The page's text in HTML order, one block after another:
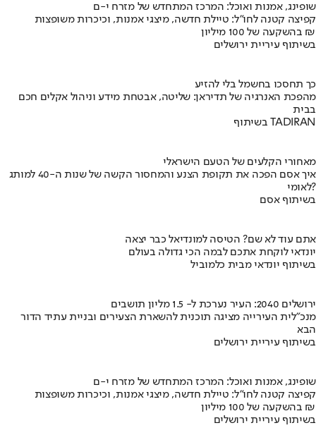
שופינג, אמנות ואוכל: המרכז המתחדש של מזרח י-ם
קפיצה קטנה לחו"ל: טיילת חדשה, מיצגי אמנות, וכיכרות משופצות
בהשקעה של 100 מיליון ₪
בשיתוף עיריית ירושלים
כך תחסכו בחשמל בלי להזיע
מהפכת האנרגיה של תדיראן: שליטה, אבטחת מידע וניהול אקלים חכם
בבית
בשיתוף TADIRAN
מאחורי הקלעים של הטעם הישראלי
איך אסם הפכה את תקופת הצנע והמחסור הקשה של שנות ה-40 למותג
לאומי?
בשיתוף אסם
אתם עוד לא שם? הטיסה למונדיאל כבר יצאה
יונדאי לוקחת אתכם לבמה הכי גדולה בעולם
בשיתוף יונדאי מבית כלמוביל
ירושלים 2040: העיר נערכת ל- 1.5 מליון תושבים
מנכ"לית העירייה מציגה תוכנית להשארת הצעירים ובניית עתיד הדור
הבא
בשיתוף עיריית ירושלים
שופינג, אמנות ואוכל: המרכז המתחדש של מזרח י-ם
קפיצה קטנה לחו"ל: טיילת חדשה, מיצגי אמנות, וכיכרות משופצות
בהשקעה של 100 מיליון ₪
בשיתוף עיריית ירושלים